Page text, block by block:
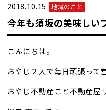
026-
不動産の査定
スタッ
ア
2018.10.15 地域のこと
今年も須坂の美味しい
こんにちは。
おやじ２人で毎日頑張って
おやじ不動産こと不動産屋